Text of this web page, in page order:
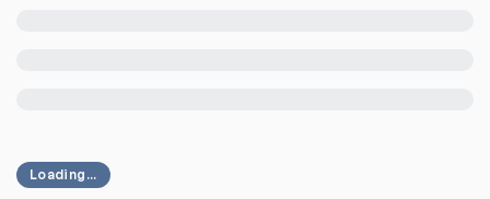
Loading...